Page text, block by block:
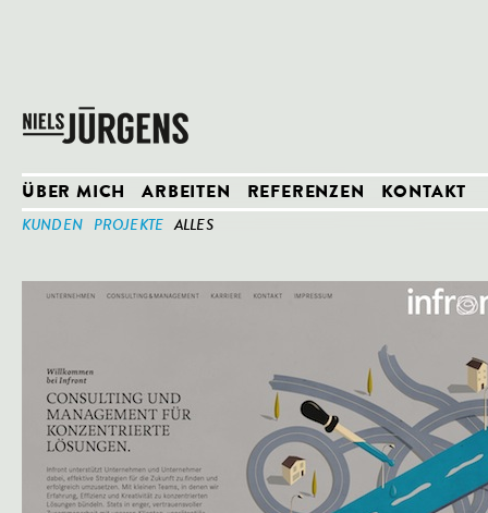
ÜBER MICH ARBEITEN REFERENZEN KONTAKT
KUNDEN PROJEKTE ALLES